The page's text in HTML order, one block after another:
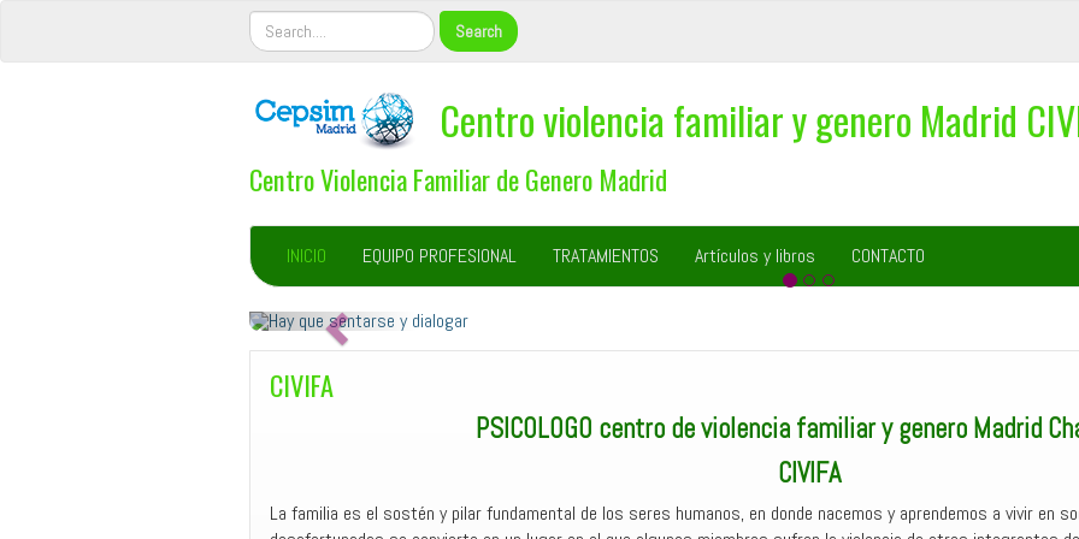
Centro violencia familiar y genero Madrid
Centro Violencia Familiar de Genero Madrid
INICIO EQUIPO PROFESIONAL TRATAMIENTOS Artículos y libros CONTACTO
Hay que sentarse y dialogar
A
n
t
o
CIVIFA
PSICOLOGO centro de violencia familiar y genero Madrid
CIVIFA
La familia es el sostén y pilar fundamental de los seres humanos, en donde nacemos y aprendemos a vivir en